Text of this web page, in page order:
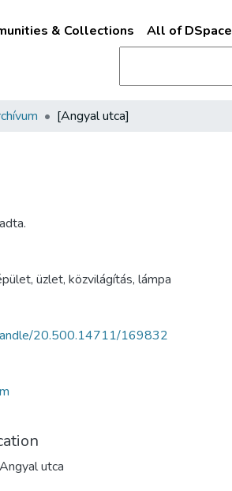
& Collections All of DSpace
[Angyal utca]
, üzlet, közvilágítás, lámpa
20.500.14711/169832
utca